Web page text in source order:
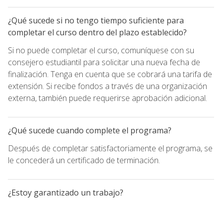
¿Qué sucede si no tengo tiempo suficiente para
completar el curso dentro del plazo establecido?
Si no puede completar el curso, comuníquese con su
consejero estudiantil para solicitar una nueva fecha de
finalización. Tenga en cuenta que se cobrará una tarifa de
extensión. Si recibe fondos a través de una organización
externa, también puede requerirse aprobación adicional.
¿Qué sucede cuando complete el programa?
Después de completar satisfactoriamente el programa, se
le concederá un certificado de terminación.
¿Estoy garantizado un trabajo?